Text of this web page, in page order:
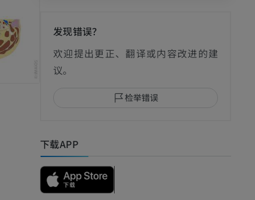
发现错误？
欢迎提出更正、翻译或内容改进的建
议。
检举错误
下载APP